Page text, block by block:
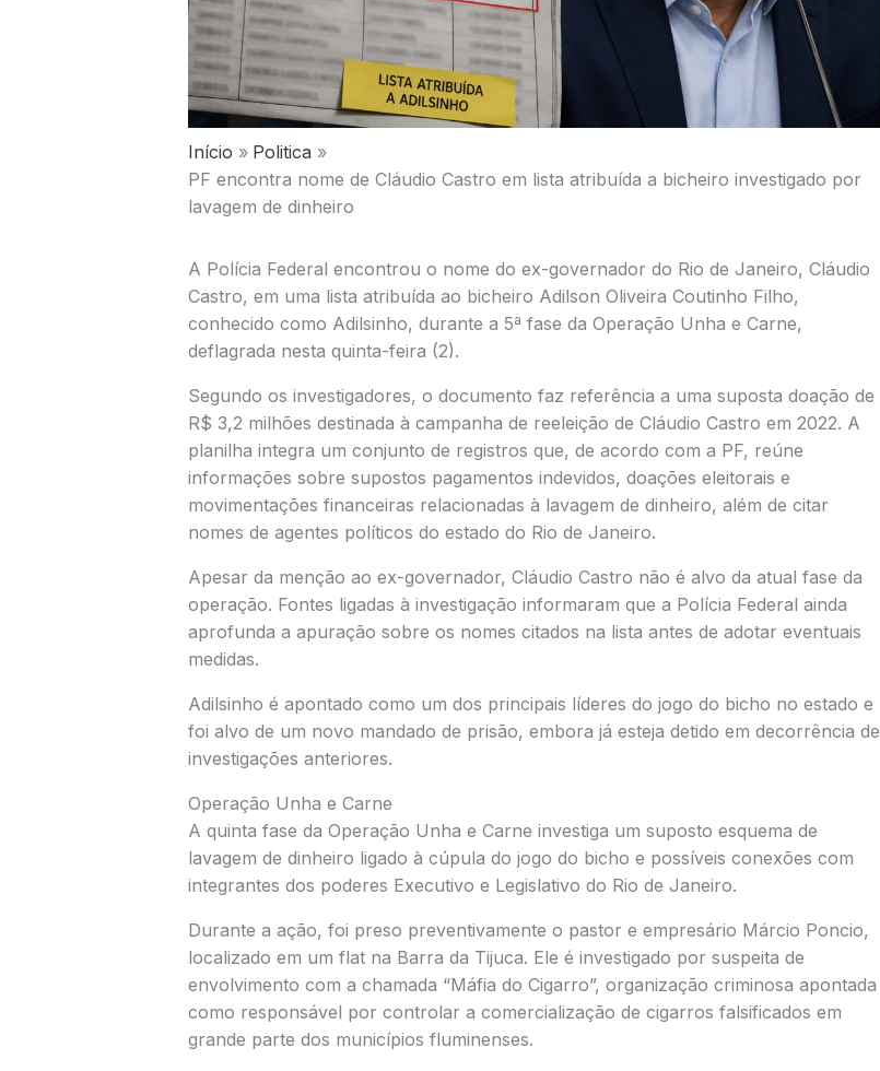
Início
Politica
PF encontra nome de Cláudio Castro em lista atribuída a bicheiro investigado por
lavagem de dinheiro
A Polícia Federal encontrou o nome do ex-governador do Rio de Janeiro, Cláudio
Castro, em uma lista atribuída ao bicheiro Adilson Oliveira Coutinho Filho,
conhecido como Adilsinho, durante a 5ª fase da Operação Unha e Carne,
deflagrada nesta quinta-feira (2).
Segundo os investigadores, o documento faz referência a uma suposta doação de
R$ 3,2 milhões destinada à campanha de reeleição de Cláudio Castro em 2022. A
planilha integra um conjunto de registros que, de acordo com a PF, reúne
informações sobre supostos pagamentos indevidos, doações eleitorais e
movimentações financeiras relacionadas à lavagem de dinheiro, além de citar
nomes de agentes políticos do estado do Rio de Janeiro.
Apesar da menção ao ex-governador, Cláudio Castro não é alvo da atual fase da
operação. Fontes ligadas à investigação informaram que a Polícia Federal ainda
aprofunda a apuração sobre os nomes citados na lista antes de adotar eventuais
medidas.
Adilsinho é apontado como um dos principais líderes do jogo do bicho no estado e
foi alvo de um novo mandado de prisão, embora já esteja detido em decorrência de
investigações anteriores.
Operação Unha e Carne
A quinta fase da Operação Unha e Carne investiga um suposto esquema de
lavagem de dinheiro ligado à cúpula do jogo do bicho e possíveis conexões com
integrantes dos poderes Executivo e Legislativo do Rio de Janeiro.
Durante a ação, foi preso preventivamente o pastor e empresário Márcio Poncio,
localizado em um flat na Barra da Tijuca. Ele é investigado por suspeita de
envolvimento com a chamada “Máfia do Cigarro”, organização criminosa apontada
como responsável por controlar a comercialização de cigarros falsificados em
grande parte dos municípios fluminenses.